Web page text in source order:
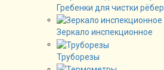
Гребенки для чистки рёбер
Зеркало инспекционное
Труборезы